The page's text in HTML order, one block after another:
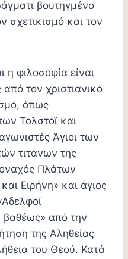
βουτηγμένο
σχετικισμό και τον
η φιλοσοφία είναι
τον χριστιανικό
όπως
Τολστόϊ και
Άγιοι των
τιτάνων της
Πλάτων
Ειρήνη» και άγιος
από την
της Αληθείας
του Θεού. Κατά